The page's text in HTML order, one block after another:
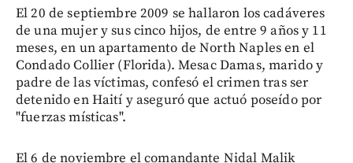
El 20 de septiembre 2009 se hallaron los cadáveres
de una mujer y sus cinco hijos, de entre 9 años y 11
meses, en un apartamento de North Naples en el
Condado Collier (Florida). Mesac Damas, marido y
padre de las víctimas, confesó el crimen tras ser
detenido en Haití y aseguró que actuó poseído por
"fuerzas místicas".
El 6 de noviembre el comandante Nidal Malik